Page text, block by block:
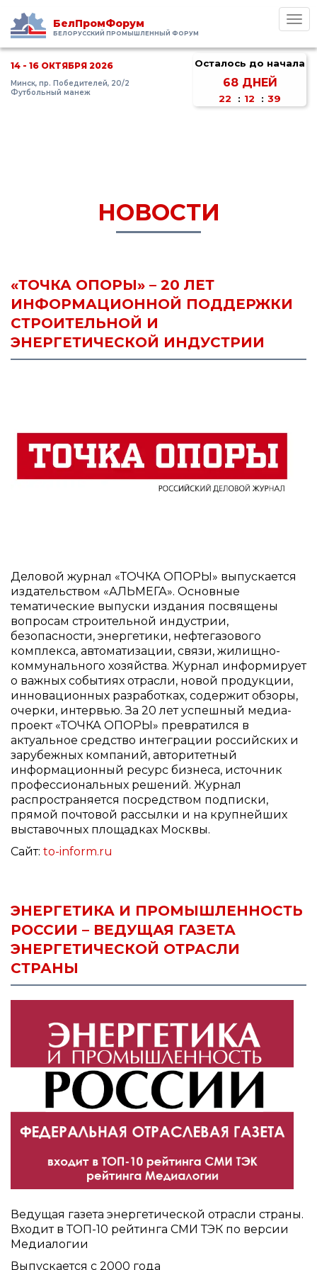
БелПромФорум
БЕЛОРУССКИЙ ПРОМЫШЛЕННЫЙ ФОРУМ
14 - 16 ОКТЯБРЯ 2026
Минск, пр. Победителей, 20/2
Футбольный манеж
Осталось до начала
68 ДНЕЙ
22 : 12 : 38
НОВОСТИ
«ТОЧКА ОПОРЫ» – 20 ЛЕТ
ИНФОРМАЦИОННОЙ ПОДДЕРЖКИ
СТРОИТЕЛЬНОЙ И
ЭНЕРГЕТИЧЕСКОЙ ИНДУСТРИИ
Деловой журнал «ТОЧКА ОПОРЫ» выпускается
издательством «АЛЬМЕГА». Основные
тематические выпуски издания посвящены
вопросам строительной индустрии,
безопасности, энергетики, нефтегазового
комплекса, автоматизации, связи, жилищно-
коммунального хозяйства. Журнал информирует
о важных событиях отрасли, новой продукции,
инновационных разработках, содержит обзоры,
очерки, интервью. За 20 лет успешный медиа-
проект «ТОЧКА ОПОРЫ» превратился в
актуальное средство интеграции российских и
зарубежных компаний, авторитетный
информационный ресурс бизнеса, источник
профессиональных решений. Журнал
распространяется посредством подписки,
прямой почтовой рассылки и на крупнейших
выставочных площадках Москвы.
Сайт: to-inform.ru
ЭНЕРГЕТИКА И ПРОМЫШЛЕННОСТЬ
РОССИИ – ВЕДУЩАЯ ГАЗЕТА
ЭНЕРГЕТИЧЕСКОЙ ОТРАСЛИ
СТРАНЫ
Ведущая газета энергетической отрасли страны.
Входит в ТОП-10 рейтинга СМИ ТЭК по версии
Медиалогии
Выпускается с 2000 года